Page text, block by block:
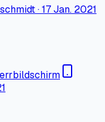
·17 Jan. 2021